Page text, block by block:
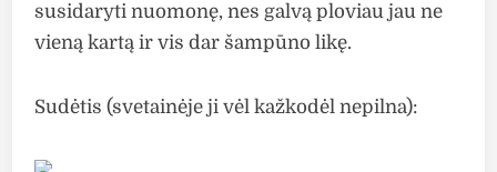
susidaryti nuomonę, nes galvą ploviau jau ne
vieną kartą ir vis dar šampūno likę.
Sudėtis (svetainėje ji vėl kažkodėl nepilna):